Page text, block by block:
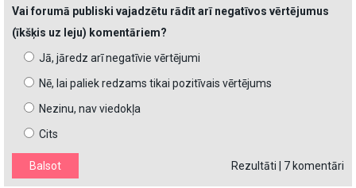
Vai forumā publiski vajadzētu rādīt arī negatīvos vērtējumus
(īkšķis uz leju) komentāriem?
Jā, jāredz arī negatīvie vērtējumi
Nē, lai paliek redzams tikai pozitīvais vērtējums
Nezinu, nav viedokļa
Cits
Rezultāti 7 komentāri